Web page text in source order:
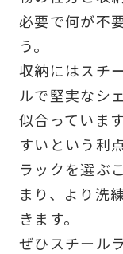
必要で何が不
う。
収納にはスチ
ルで堅実なシ
似合っていま
すいという利
ラックを選ぶ
まり、より洗
きます。
ぜひスチール